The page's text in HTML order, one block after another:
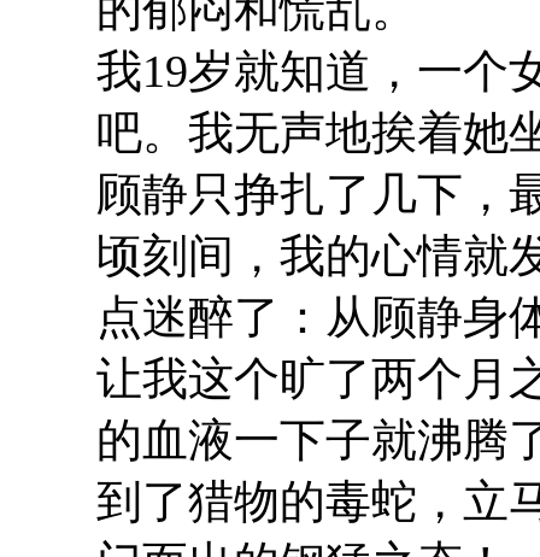
我19岁就知道，一个
吧。我无声地挨着她
顾静只挣扎了几下，
顷刻间，我的心情就
点迷醉了：从顾静身
让我这个旷了两个月
的血液一下子就沸腾
到了猎物的毒蛇，立